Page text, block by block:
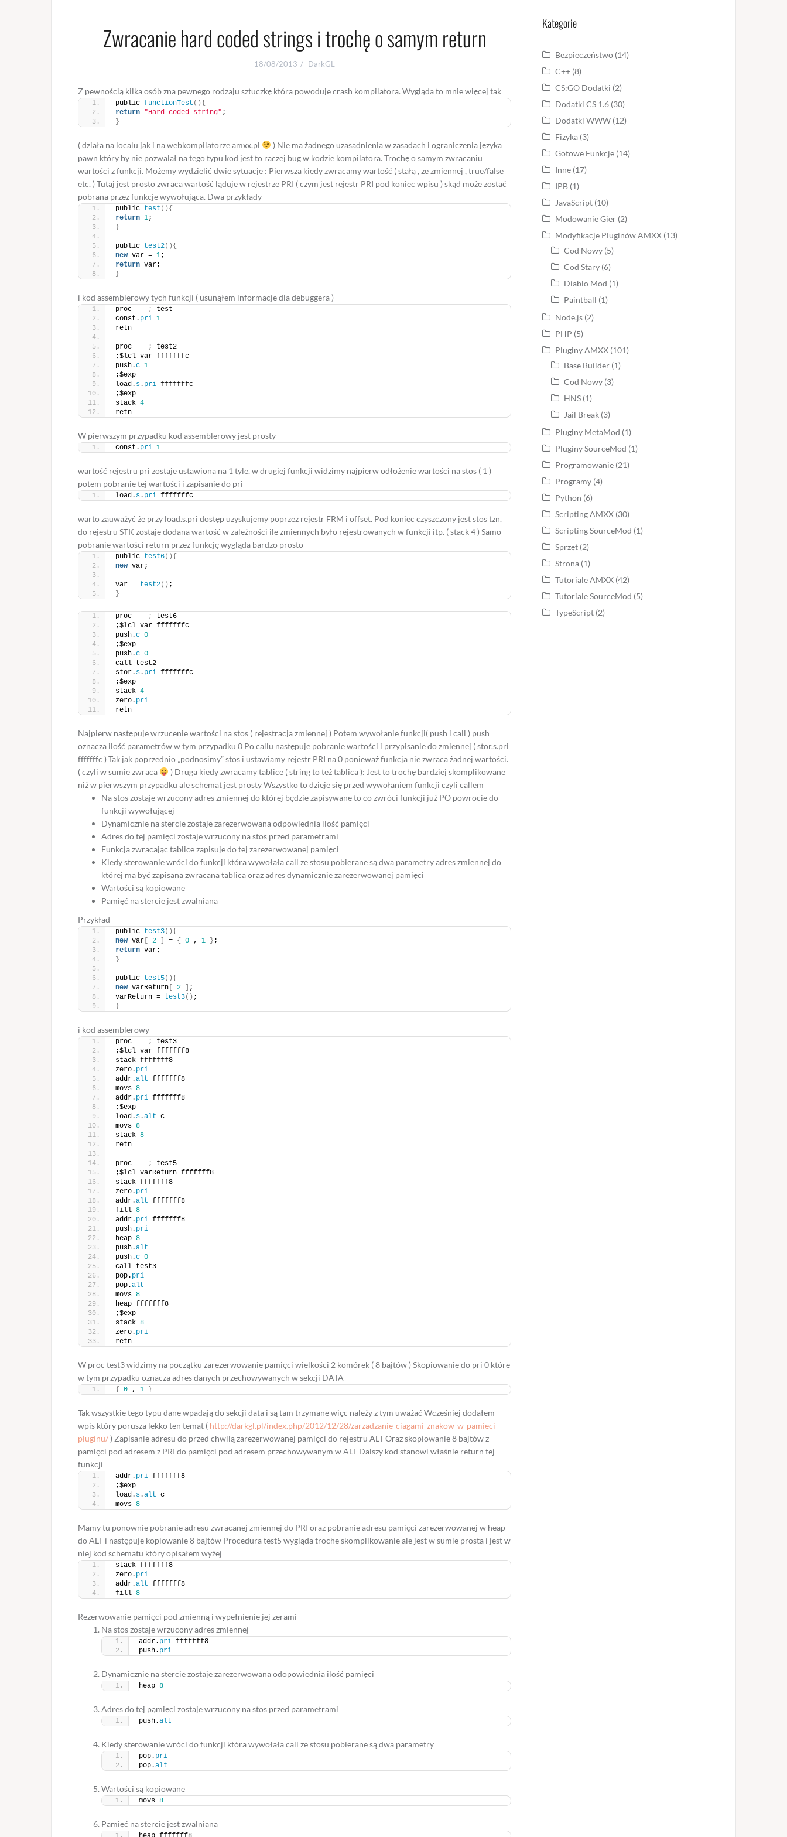
Zwracanie hard coded strings i trochę o samym return
18/08/2013 DarkGL
Z pewnością kilka osób zna pewnego rodzaju sztuczkę która powoduje crash kompilatora. Wygląda to mnie więcej tak
public functionTest (){
return "Hard coded string" ;
}
( działa na localu jak i na webkompilatorze amxx.pl
) Nie ma żadnego uzasadnienia w zasadach i ograniczenia języka
pawn który by nie pozwalał na tego typu kod jest to raczej bug w kodzie kompilatora. Trochę o samym zwracaniu
wartości z funkcji. Możemy wydzielić dwie sytuacje : Pierwsza kiedy zwracamy wartość ( stałą , ze zmiennej , true/false
etc. ) Tutaj jest prosto zwraca wartość ląduje w rejestrze PRI ( czym jest rejestr PRI pod koniec wpisu ) skąd może zostać
pobrana przez funkcje wywołująca. Dwa przykłady
public test (){
return 1;
}
public test2(){
new var = 1;
return var;
}
i kod assemblerowy tych funkcji ( usunąłem informacje dla debuggera )
proc ;
test
const. pri 1
retn
proc ;
test2
;$lcl var fffffffc
push.c 1
;$exp
load. s. pri fffffffc
;$exp
stack 4
retn
W pierwszym przypadku kod assemblerowy jest prosty
const. pri 1
wartość rejestru pri zostaje ustawiona na 1 tyle. w drugiej funkcji widzimy najpierw odłożenie wartości na stos ( 1 )
potem pobranie tej wartości i zapisanie do pri
load. s. pri fffffffc
warto zauważyć że przy load.s.pri dostęp uzyskujemy poprzez rejestr FRM i offset. Pod koniec czyszczony jest stos tzn.
do rejestru STK zostaje dodana wartość w zależności ile zmiennych było rejestrowanych w funkcji itp. ( stack 4 ) Samo
pobranie wartości return przez funkcję wygląda bardzo prosto
public test6(){
new var;
var = test2() ;
}
proc ;
test6
;$lcl var fffffffc
push.c 0
;$exp
push.c 0
call test2
stor. s. pri fffffffc
;$exp
stack 4
zero. pri
retn
Najpierw następuje wrzucenie wartości na stos ( rejestracja zmiennej ) Potem wywołanie funkcji( push i call ) push
oznacza ilość parametrów w tym przypadku 0 Po callu następuje pobranie wartości i przypisanie do zmiennej ( stor.s.pri
fffffffc ) Tak jak poprzednio „podnosimy” stos i ustawiamy rejestr PRI na 0 ponieważ funkcja nie zwraca żadnej wartości.
( czyli w sumie zwraca
) Druga kiedy zwracamy tablice ( string to też tablica ): Jest to trochę bardziej skomplikowane
niż w pierwszym przypadku ale schemat jest prosty Wszystko to dzieje się przed wywołaniem funkcji czyli callem
Na stos zostaje wrzucony adres zmiennej do której będzie zapisywane to co zwróci funkcji już PO powrocie do
funkcji wywołującej
Dynamicznie na stercie zostaje zarezerwowana odpowiednia ilość pamięci
Adres do tej pamięci zostaje wrzucony na stos przed parametrami
Funkcja zwracając tablice zapisuje do tej zarezerwowanej pamięci
Kiedy sterowanie wróci do funkcji która wywołała call ze stosu pobierane są dwa parametry adres zmiennej do
której ma być zapisana zwracana tablica oraz adres dynamicznie zarezerwowanej pamięci
Wartości są kopiowane
Pamięć na stercie jest zwalniana
Przykład
public test3(){
new var 2 = { 0 , 1 } ;
return var;
}
public test5(){
new varReturn 2
;
varReturn = test3() ;
}
i kod assemblerowy
proc ;
test3
;$lcl var fffffff8
stack fffffff8
zero. pri
addr.alt fffffff8
movs 8
addr. pri fffffff8
;$exp
load. s.alt c
movs 8
stack 8
retn
proc ;
test5
;$lcl varReturn fffffff8
stack fffffff8
zero. pri
addr.alt fffffff8
fill 8
addr. pri fffffff8
push. pri
heap 8
push.alt
push.c 0
call test3
pop. pri
pop.alt
movs 8
heap fffffff8
;$exp
stack 8
zero. pri
retn
W proc test3 widzimy na początku zarezerwowanie pamięci wielkości 2 komórek ( 8 bajtów ) Skopiowanie do pri 0 które
w tym przypadku oznacza adres danych przechowywanych w sekcji DATA
{ 0 , 1 }
Tak wszystkie tego typu dane wpadają do sekcji data i są tam trzymane więc należy z tym uważać Wcześniej dodałem
wpis który porusza lekko ten temat ( http://darkgl.pl/index.php/2012/12/28/zarzadzanie-ciagami-znakow-w-pamieci-
pluginu/) Zapisanie adresu do przed chwilą zarezerwowanej pamięci do rejestru ALT Oraz skopiowanie 8 bajtów z
pamięci pod adresem z PRI do pamięci pod adresem przechowywanym w ALT Dalszy kod stanowi właśnie return tej
funkcji
addr. pri fffffff8
;$exp
load. s.alt c
movs 8
Mamy tu ponownie pobranie adresu zwracanej zmiennej do PRI oraz pobranie adresu pamięci zarezerwowanej w heap
do ALT i następuje kopiowanie 8 bajtów Procedura test5 wygląda troche skomplikowanie ale jest w sumie prosta i jest w
niej kod schematu który opisałem wyżej
stack fffffff8
zero. pri
addr.alt fffffff8
fill 8
Rezerwowanie pamięci pod zmienną i wypełnienie jej zerami
Na stos zostaje wrzucony adres zmiennej
addr. pri fffffff8
push. pri
Dynamicznie na stercie zostaje zarezerwowana odopowiednia ilość pamięci
heap 8
Adres do tej pąmięci zostaje wrzucony na stos przed parametrami
push.alt
Kiedy sterowanie wróci do funkcji która wywołała call ze stosu pobierane są dwa parametry
pop. pri
pop.alt
Wartości są kopiowane
movs 8
Pamięć na stercie jest zwalniana
Kategorie
Bezpieczeństwo (14)
C++ (8)
CS:GO Dodatki (2)
Dodatki CS 1.6 (30)
Dodatki WWW (12)
Fizyka (3)
Gotowe Funkcje (14)
Inne (17)
IPB (1)
JavaScript (10)
Modowanie Gier (2)
Modyfikacje Pluginów AMXX (13)
Cod Nowy (5)
Cod Stary (6)
Diablo Mod (1)
Paintball (1)
Node.js (2)
PHP (5)
Pluginy AMXX (101)
Base Builder (1)
Cod Nowy (3)
HNS (1)
Jail Break (3)
Pluginy MetaMod (1)
Pluginy SourceMod (1)
Programowanie (21)
Programy (4)
Python (6)
Scripting AMXX (30)
Scripting SourceMod (1)
Sprzęt (2)
Strona (1)
Tutoriale AMXX (42)
Tutoriale SourceMod (5)
TypeScript (2)